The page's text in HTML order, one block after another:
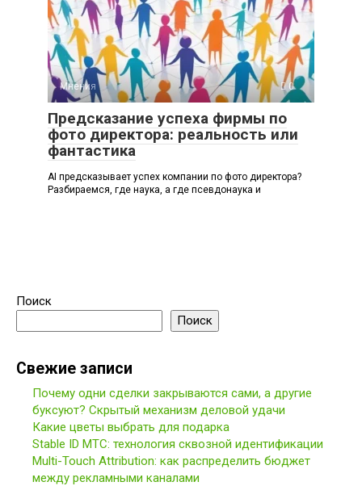
Мнения 0
Предсказание успеха фирмы по
фото директора: реальность или
фантастика
AI предсказывает успех компании по фото директора?
Разбираемся, где наука, а где псевдонаука и
Поиск
Поиск
Свежие записи
Почему одни сделки закрываются сами, а другие
буксуют? Скрытый механизм деловой удачи
Какие цветы выбрать для подарка
Stable ID МТС: технология сквозной идентификации
Multi-Touch Attribution: как распределить бюджет
между рекламными каналами